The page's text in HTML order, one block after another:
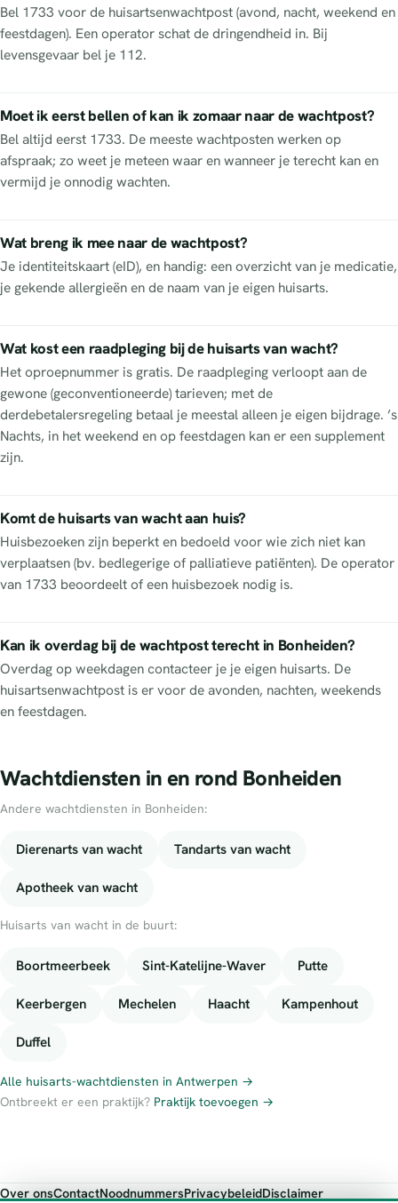
Bel 1733 voor de huisartsenwachtpost (avond, nacht, weekend en
feestdagen). Een operator schat de dringendheid in. Bij
levensgevaar bel je 112.
Moet ik eerst bellen of kan ik zomaar naar de wachtpost?
Bel altijd eerst 1733. De meeste wachtposten werken op
afspraak; zo weet je meteen waar en wanneer je terecht kan en
vermijd je onnodig wachten.
Wat breng ik mee naar de wachtpost?
Je identiteitskaart (eID), en handig: een overzicht van je medicatie,
je gekende allergieën en de naam van je eigen huisarts.
Wat kost een raadpleging bij de huisarts van wacht?
Het oproepnummer is gratis. De raadpleging verloopt aan de
gewone (geconventioneerde) tarieven; met de
derdebetalersregeling betaal je meestal alleen je eigen bijdrage. ’s
Nachts, in het weekend en op feestdagen kan er een supplement
zijn.
Komt de huisarts van wacht aan huis?
Huisbezoeken zijn beperkt en bedoeld voor wie zich niet kan
verplaatsen (bv. bedlegerige of palliatieve patiënten). De operator
van 1733 beoordeelt of een huisbezoek nodig is.
Kan ik overdag bij de wachtpost terecht in Bonheiden?
Overdag op weekdagen contacteer je je eigen huisarts. De
huisartsenwachtpost is er voor de avonden, nachten, weekends
en feestdagen.
Wachtdiensten in en rond Bonheiden
Andere wachtdiensten in Bonheiden:
Dierenarts van wacht Tandarts van wacht
Apotheek van wacht
Huisarts van wacht in de buurt:
Boortmeerbeek Sint-Katelijne-Waver Putte
Keerbergen Mechelen Haacht Kampenhout
Duffel
Alle huisarts-wachtdiensten in Antwerpen →
Ontbreekt er een praktijk? Praktijk toevoegen →
Over onsContactNoodnummersPrivacybeleidDisclaimer